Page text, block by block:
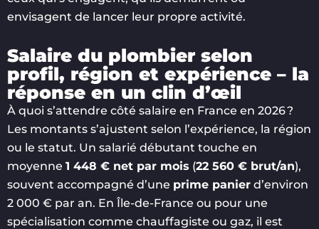
envisagent de lancer leur propre activité.
Salaire du plombier selon
profil, région et expérience – la
réponse en un clin d’œil
À quoi s’attendre côté salaire en France en 2026 ?
Les montants s’ajustent selon l’expérience, la région
ou le statut. Un salarié débutant touche en
moyenne 1 448 € net par mois (22 560 € brut/an),
souvent accompagné d’une prime panier d’environ
2 000 € par an. En Île-de-France ou pour une
spécialisation comme chauffagiste ou gaz, il est